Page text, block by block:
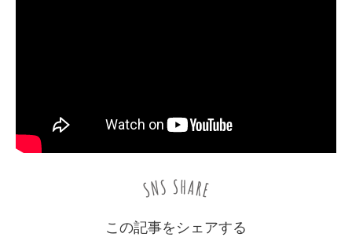
この記事をシェアする